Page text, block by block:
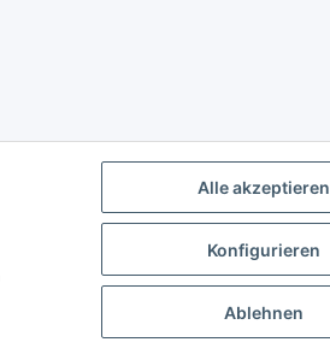
Alle akzeptieren
Konfigurieren
Ablehnen